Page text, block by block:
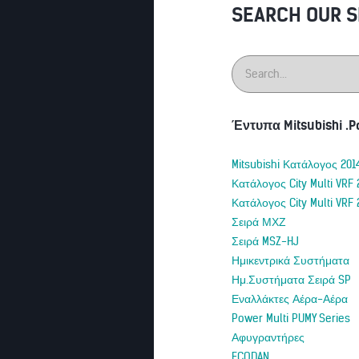
SEARCH OUR
Έντυπα Mitsubishi
Mitsubishi Κατάλογος
Κατάλογος City Multi VRF
Κατάλογος City Multi VRF
Σειρά ΜΧΖ
Σειρά MSZ-HJ
Ημικεντρικά Συστήματα
Ημ.Συστήματα Σειρά SP
Εναλλάκτες Αέρα-Αέρα
Power Multi PUMY Series
Αφυγραντήρες